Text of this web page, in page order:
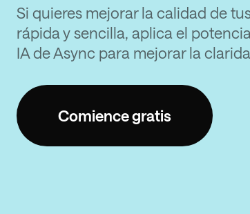
Si quieres mejorar la calidad de
rápida y sencilla, aplica el
IA de Async para mejorar la
Comience gratis